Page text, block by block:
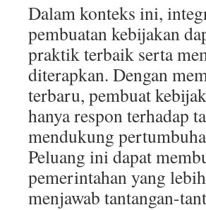
Dalam konteks ini,
pembuatan kebijakan
praktik terbaik serta
diterapkan. Dengan
terbaru, pembuat
hanya respon terhadap
mendukung
Peluang ini dapat
pemerintahan yang
menjawab tantangan-